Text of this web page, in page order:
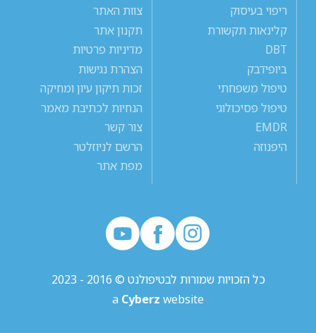
ריפוי בעיסוק
קלינאות תקשורת
DBT
ביופידבק
טיפול משפחתי
טיפול פסיכולוגי
EMDR
היפנוזה
צוות האתר
תקנון אתר
מדיניות פרטיות
הצהרת נגישות
זכות תיקון עיון ומחיקה
הנחיות לכתיבת מאמר
צור קשר
הרשם לניוזלטר
מפת אתר
כל הזכויות שמורות לבטיפולנט © 2016 - 2023
a Cyberz website